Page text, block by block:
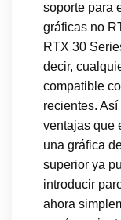
soporte para
gráficas no
RTX 30
decir,
compatible
recientes.
ventajas que
una gráfica
superior ya
introducir
ahora